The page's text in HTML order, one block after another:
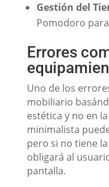
Gestión del
Pomodoro
Errores
Uno de los
mobiliario
estética y no en
minimalista
pero si no tiene
obligará al
pantalla.